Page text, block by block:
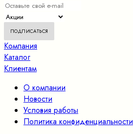
Компания
Каталог
Клиентам
О компании
Новости
Условия работы
Политика конфиденциальности